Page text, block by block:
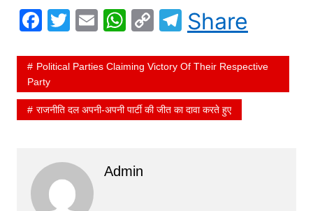
F
c
e
b
k
T
itt
er
E
ai
l
W
at
s
A
C
p
y
Li
T
el
e
gr
a
Share
Political Parties Claiming Victory Of Their Respective
Party
राजनीति दल अपनी-अपनी पार्टी की जीत का दावा करते हुए
Admin